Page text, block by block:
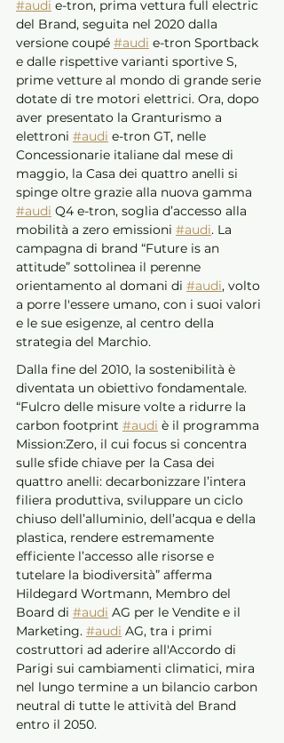
#audi e-tron, prima vettura full electric
del Brand, seguita nel 2020 dalla
versione coupé #audi e-tron Sportback
e dalle rispettive varianti sportive S,
prime vetture al mondo di grande serie
dotate di tre motori elettrici. Ora, dopo
aver presentato la Granturismo a
elettroni #audi e-tron GT, nelle
Concessionarie italiane dal mese di
maggio, la Casa dei quattro anelli si
spinge oltre grazie alla nuova gamma
#audi Q4 e-tron, soglia d’accesso alla
mobilità a zero emissioni #audi. La
campagna di brand “Future is an
attitude” sottolinea il perenne
orientamento al domani di #audi, volto
a porre l'essere umano, con i suoi valori
e le sue esigenze, al centro della
strategia del Marchio.
Dalla fine del 2010, la sostenibilità è
diventata un obiettivo fondamentale.
“Fulcro delle misure volte a ridurre la
carbon footprint #audi è il programma
Mission:Zero, il cui focus si concentra
sulle sfide chiave per la Casa dei
quattro anelli: decarbonizzare l’intera
filiera produttiva, sviluppare un ciclo
chiuso dell’alluminio, dell’acqua e della
plastica, rendere estremamente
efficiente l’accesso alle risorse e
tutelare la biodiversità” afferma
Hildegard Wortmann, Membro del
Board di #audi AG per le Vendite e il
Marketing. #audi AG, tra i primi
costruttori ad aderire all'Accordo di
Parigi sui cambiamenti climatici, mira
nel lungo termine a un bilancio carbon
neutral di tutte le attività del Brand
entro il 2050.